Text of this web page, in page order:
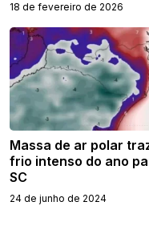
18 de fevereiro de 2026
Massa de ar polar
frio intenso do ano
SC
24 de junho de 2024